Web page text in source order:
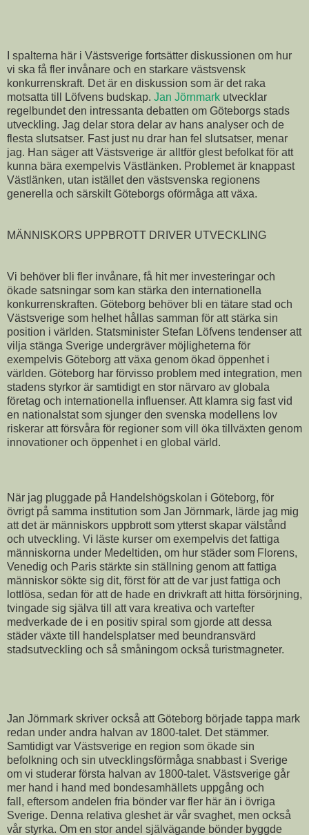
I spalterna här i Västsverige fortsätter diskussionen om hur
vi ska få fler invånare och en starkare västsvensk
konkurrenskraft. Det är en diskussion som är det raka
motsatta till Löfvens budskap. Jan Jörnmark utvecklar
regelbundet den intressanta debatten om Göteborgs stads
utveckling. Jag delar stora delar av hans analyser och de
flesta slutsatser. Fast just nu drar han fel slutsatser, menar
jag. Han säger att Västsverige är alltför glest befolkat för att
kunna bära exempelvis Västlänken. Problemet är knappast
Västlänken, utan istället den västsvenska regionens
generella och särskilt Göteborgs oförmåga att växa.
MÄNNISKORS UPPBROTT DRIVER UTVECKLING
Vi behöver bli fler invånare, få hit mer investeringar och
ökade satsningar som kan stärka den internationella
konkurrenskraften. Göteborg behöver bli en tätare stad och
Västsverige som helhet hållas samman för att stärka sin
position i världen. Statsminister Stefan Löfvens tendenser att
vilja stänga Sverige undergräver möjligheterna för
exempelvis Göteborg att växa genom ökad öppenhet i
världen. Göteborg har förvisso problem med integration, men
stadens styrkor är samtidigt en stor närvaro av globala
företag och internationella influenser. Att klamra sig fast vid
en nationalstat som sjunger den svenska modellens lov
riskerar att försvåra för regioner som vill öka tillväxten genom
innovationer och öppenhet i en global värld.
När jag pluggade på Handelshögskolan i Göteborg, för
övrigt på samma institution som Jan Jörnmark, lärde jag mig
att det är människors uppbrott som ytterst skapar välstånd
och utveckling. Vi läste kurser om exempelvis det fattiga
människorna under Medeltiden, om hur städer som Florens,
Venedig och Paris stärkte sin ställning genom att fattiga
människor sökte sig dit, först för att de var just fattiga och
lottlösa, sedan för att de hade en drivkraft att hitta försörjning,
tvingade sig själva till att vara kreativa och vartefter
medverkade de i en positiv spiral som gjorde att dessa
städer växte till handelsplatser med beundransvärd
stadsutveckling och så småningom också turistmagneter.
Jan Jörnmark skriver också att Göteborg började tappa mark
redan under andra halvan av 1800-talet. Det stämmer.
Samtidigt var Västsverige en region som ökade sin
befolkning och sin utvecklingsförmåga snabbast i Sverige
om vi studerar första halvan av 1800-talet. Västsverige går
mer hand i hand med bondesamhällets uppgång och
fall, eftersom andelen fria bönder var fler här än i övriga
Sverige. Denna relativa gleshet är vår svaghet, men också
vår styrka. Om en stor andel självägande bönder byggde